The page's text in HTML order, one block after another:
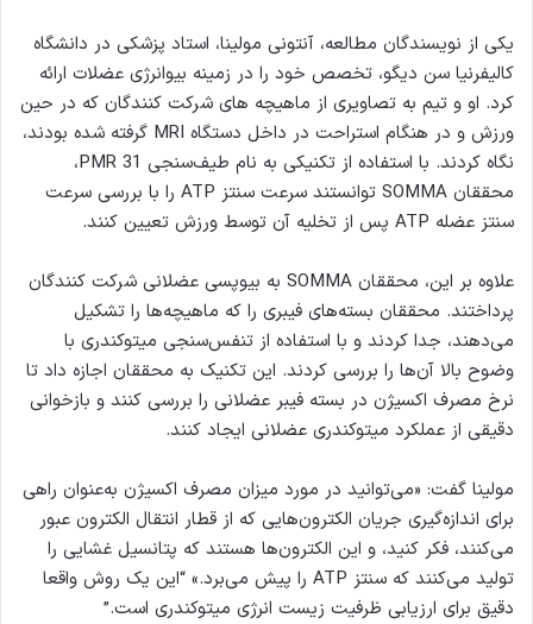
یکی از نویسندگان مطالعه، آنتونی مولینا، استاد پزشکی در دانشگاه
کالیفرنیا سن دیگو، تخصص خود را در زمینه بیوانرژی عضلات ارائه
کرد. او و تیم به تصاویری از ماهیچه های شرکت کنندگان که در حین
ورزش و در هنگام استراحت در داخل دستگاه MRI گرفته شده بودند،
نگاه کردند. با استفاده از تکنیکی به نام طیف‌سنجی PMR 31،
محققان SOMMA توانستند سرعت سنتز ATP را با بررسی سرعت
سنتز عضله ATP پس از تخلیه آن توسط ورزش تعیین کنند.
علاوه بر این، محققان SOMMA به بیوپسی عضلانی شرکت کنندگان
پرداختند. محققان بسته‌های فیبری را که ماهیچه‌ها را تشکیل
می‌دهند، جدا کردند و با استفاده از تنفس‌سنجی میتوکندری با
وضوح بالا آن‌ها را بررسی کردند. این تکنیک به محققان اجازه داد تا
نرخ مصرف اکسیژن در بسته فیبر عضلانی را بررسی کنند و بازخوانی
دقیقی از عملکرد میتوکندری عضلانی ایجاد کنند.
مولینا گفت: «می‌توانید در مورد میزان مصرف اکسیژن به‌عنوان راهی
برای اندازه‌گیری جریان الکترون‌هایی که از قطار انتقال الکترون عبور
می‌کنند، فکر کنید، و این الکترون‌ها هستند که پتانسیل غشایی را
تولید می‌کنند که سنتز ATP را پیش می‌برد.» “این یک روش واقعا
دقیق برای ارزیابی ظرفیت زیست انرژی میتوکندری است.”